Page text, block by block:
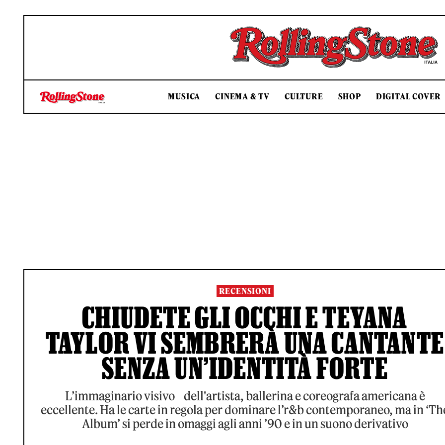
Rolling Stone Italia
MUSICA CINEMA & TV CULTURE SHOP DIGITAL COVER
RECENSIONI
CHIUDETE GLI OCCHI E TEYANA
TAYLOR VI SEMBRERÀ UNA CANTANTE
SENZA UN’IDENTITÀ FORTE
L’immaginario visivo dell'artista, ballerina e coreografa americana è
eccellente. Ha le carte in regola per dominare l’r&b contemporaneo, ma in
Album’ si perde in omaggi agli anni ’90 e in un suono derivativo